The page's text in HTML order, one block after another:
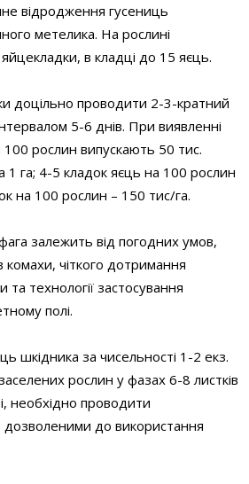
відродження гусениць
метелика. На рослині
в кладці до 15 яєць.
доцільно проводити 2-3-кратний
5-6 днів. При виявленні
рослин випускають 50 тис.
1 га; 4-5 кладок яєць на 100 рослин
на 100 рослин – 150 тис/га.
залежить від погодних умов,
комахи, чіткого дотримання
технології застосування
полі.
шкідника за чисельності 1-2 екз.
рослин у фазах 6-8 листків
необхідно проводити
дозволеними до використання